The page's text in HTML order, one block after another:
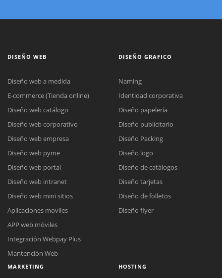
DISEÑO WEB
Diseño web a medida
E-commerce (Tienda online)
Diseño web catálogo
Diseño web corporativo
Diseño web empresa
Diseño web pyme
Diseño web portal
Diseño web intranet
Diseño web mini sitios
Aplicaciones moviles
APP web móviles
Integración Webpay Plus
Mantención Web
DISEÑO GRAFICO
Naming
Identidad corporativa
Diseño papelería
Diseño publicitario
Diseño Packing
Diseño logo
Diseño de catálogos
Diseño tarjetas
Diseño de folletos
Diseño flyer
MARKETING HOSTING